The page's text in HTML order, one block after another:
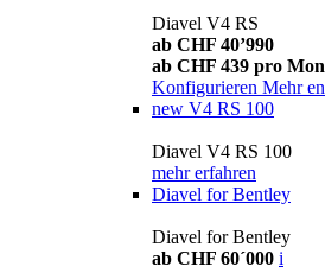
Diavel V4 RS
ab CHF 40’990
ab CHF 439 pro
Konfigurieren Mehr
new V4 RS 100
Diavel V4 RS 100
mehr erfahren
Diavel for Bentley
Diavel for Bentley
ab CHF 60´000 i